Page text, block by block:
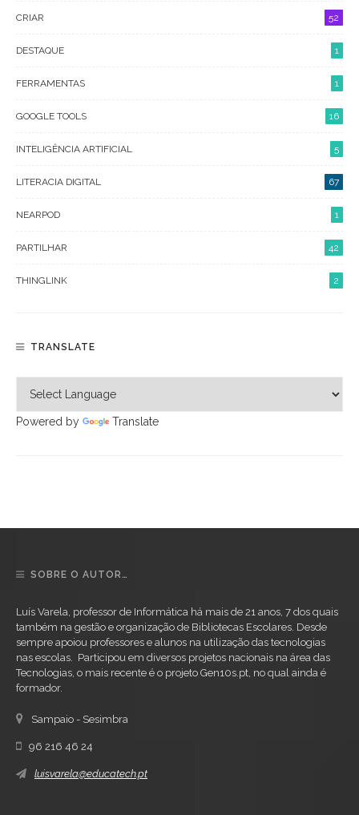
CRIAR 52
DESTAQUE 1
FERRAMENTAS 1
GOOGLE TOOLS 16
INTELIGÊNCIA ARTIFICIAL 5
LITERACIA DIGITAL 67
NEARPOD 1
PARTILHAR 42
THINGLINK 2
TRANSLATE
Powered by Translate
SOBRE O AUTOR…
Luís Varela, professor de Informática há mais de 21 anos, 7 dos quais
também na gestão e organização de Bibliotecas Escolares. Desde
sempre apoiou professores e alunos na utilização das tecnologias
nas escolas. Participou em diversos projetos nacionais na área das
Tecnologias, o mais recente é o projeto Gen10s.pt, no qual ainda é
formador.
Sampaio - Sesimbra
96 216 46 24
luisvarela@educatech.pt